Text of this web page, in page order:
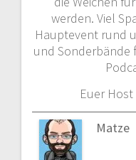
werden. Viel
Hauptevent rund
und Sonderbände
Euer
Matze